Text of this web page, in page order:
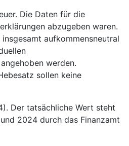
Die Daten für die
abzugeben waren.
aufkommensneutral
werden.
sollen keine
Der tatsächliche Wert steht
2024 durch das Finanzamt